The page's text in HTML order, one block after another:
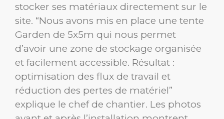
stocker ses matériaux directement sur le
site. “Nous avons mis en place une tente
Garden de 5x5m qui nous permet
d’avoir une zone de stockage organisée
et facilement accessible. Résultat :
optimisation des flux de travail et
réduction des pertes de matériel”
explique le chef de chantier. Les photos